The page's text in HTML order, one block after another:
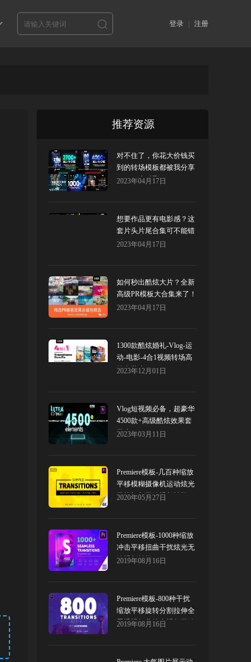
登录 注册
推荐资源
对不住了，你花大价钱买
到的转场模板都被我分享
了，24小时删！
2023年04月17日
想要作品更有电影感？这
套片头片尾合集可不能错
过！
2023年04月17日
如何秒出酷炫大片？全新
高级PR模板大合集来了！
2023年04月17日
1300款酷炫婚礼-Vlog-运
动-电影-4合1视频转场高
级套装来了！
2023年12月01日
Vlog短视频必备，超豪华
4500款+高级酷炫效果套
装来了！
2023年03月11日
Premiere模板-几百种缩放
平移模糊摄像机运动炫光
干扰切割无缝视频转场
2020年05月27日
Premiere模板-1000种缩放
冲击平移扭曲干扰炫光无
缝视频转场
2019年08月16日
Premiere模板-800种干扰
缩放平移旋转分割拉伸全
景透视扭曲炫光视频无缝
2019年08月16日